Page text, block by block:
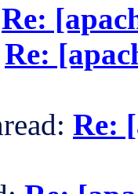
Re:
Re:
Re: